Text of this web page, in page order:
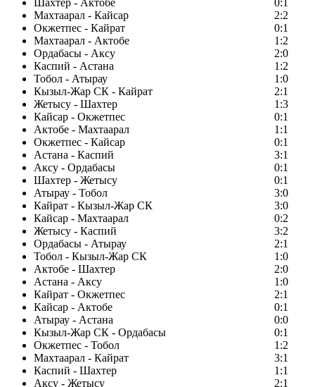
Шахтер - Актобе
0:1
Махтаарал - Кайсар
2:2
Окжетпес - Кайрат
0:1
Махтаарал - Актобе
1:2
Ордабасы - Аксу
2:0
Каспий - Астана
1:2
Тобол - Атырау
1:0
Кызыл-Жар СК - Кайрат
2:1
Жетысу - Шахтер
1:3
Кайсар - Окжетпес
0:1
Актобе - Махтаарал
1:1
Окжетпес - Кайсар
0:1
Астана - Каспий
3:1
Аксу - Ордабасы
0:1
Шахтер - Жетысу
0:1
Атырау - Тобол
3:0
Кайрат - Кызыл-Жар СК
3:0
Кайсар - Махтаарал
0:2
Жетысу - Каспий
3:2
Ордабасы - Атырау
2:1
Тобол - Кызыл-Жар СК
1:0
Актобе - Шахтер
2:0
Астана - Аксу
1:0
Кайрат - Окжетпес
2:1
Кайсар - Актобе
0:1
Атырау - Астана
0:0
Кызыл-Жар СК - Ордабасы
0:1
Окжетпес - Тобол
1:2
Махтаарал - Кайрат
3:1
Каспий - Шахтер
1:1
Аксу - Жетысу
2:1